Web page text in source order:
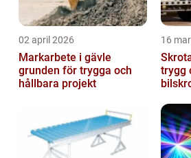
02 april 2026
Markarbete i gävle
grunden för trygga och
hållbara projekt
16
trygg